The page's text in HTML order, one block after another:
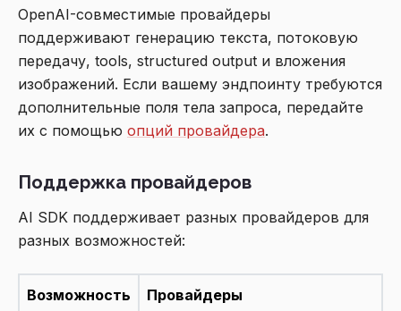
OpenAI-совместимые провайдеры
поддерживают генерацию текста, потоковую
передачу, tools, structured output и вложения
изображений. Если вашему эндпоинту требуются
дополнительные поля тела запроса, передайте
их с помощью опций провайдера.
Поддержка провайдеров
AI SDK поддерживает разных провайдеров для
разных возможностей:
Возможность Провайдеры